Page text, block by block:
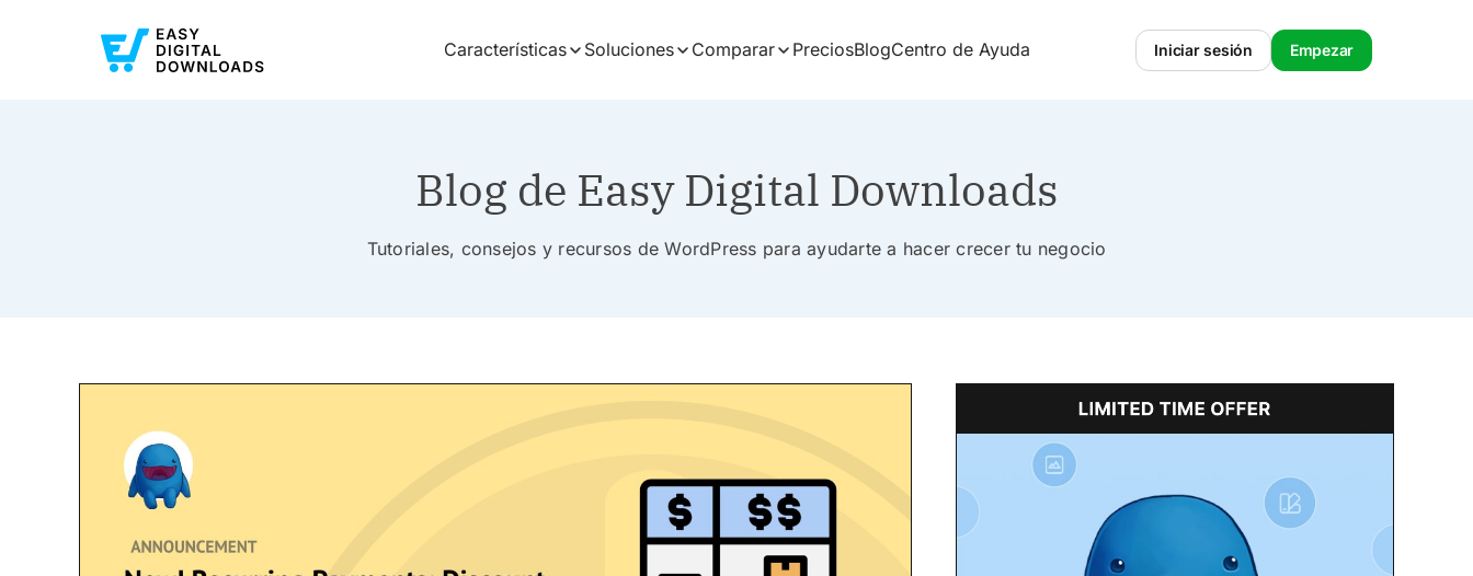
Características Soluciones Comparar PreciosBlogCentro de Ayuda Iniciar sesión Empezar
Blog de Easy Digital Downloads
Tutoriales, consejos y recursos de WordPress para ayudarte a hacer crecer tu negocio